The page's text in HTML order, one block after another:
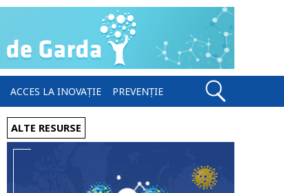
ACCES LA INOVAȚIE PREVENȚIE
ALTE RESURSE